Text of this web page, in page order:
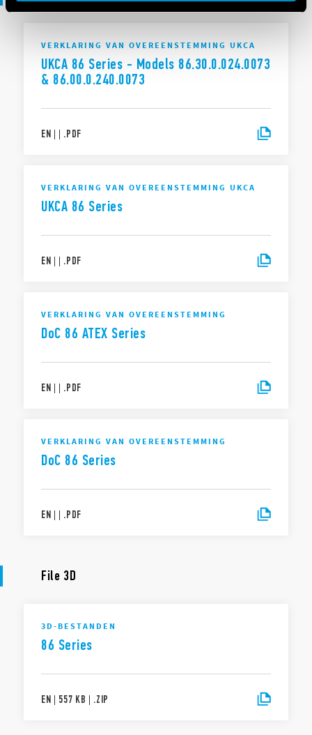
VERKLARING VAN OVEREENSTEMMING UKCA
UKCA 86 Series - Models 86.30.0.024.0073
& 86.00.0.240.0073
EN | | .PDF
VERKLARING VAN OVEREENSTEMMING UKCA
UKCA 86 Series
EN | | .PDF
VERKLARING VAN OVEREENSTEMMING
DoC 86 ATEX Series
EN | | .PDF
VERKLARING VAN OVEREENSTEMMING
DoC 86 Series
EN | | .PDF
File 3D
3D-BESTANDEN
86 Series
EN | 557 KB | .ZIP